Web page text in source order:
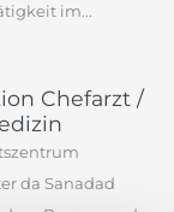
im...
Chefarzt /
da Sanadad